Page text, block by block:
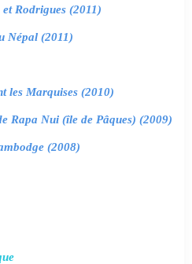
Rodrigues (2011)
Népal (2011)
les Marquises (2010)
Rapa Nui (île de Pâques) (2009)
(2008)